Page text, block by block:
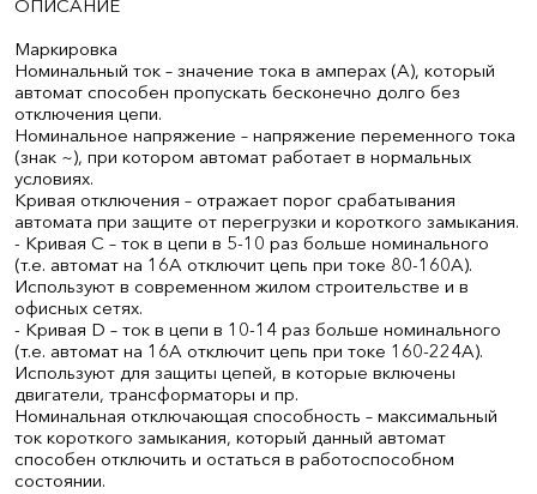
ОПИСАНИЕ
Маркировка
Номинальный ток – значение тока в амперах (А), который
автомат способен пропускать бесконечно долго без
отключения цепи.
Номинальное напряжение – напряжение переменного тока
(знак ~), при котором автомат работает в нормальных
условиях.
Кривая отключения – отражает порог срабатывания
автомата при защите от перегрузки и короткого замыкания.
- Кривая С – ток в цепи в 5-10 раз больше номинального
(т.е. автомат на 16А отключит цепь при токе 80-160А).
Используют в современном жилом строительстве и в
офисных сетях.
- Кривая D – ток в цепи в 10-14 раз больше номинального
(т.е. автомат на 16А отключит цепь при токе 160-224А).
Используют для защиты цепей, в которые включены
двигатели, трансформаторы и пр.
Номинальная отключающая способность – максимальный
ток короткого замыкания, который данный автомат
способен отключить и остаться в работоспособном
состоянии.